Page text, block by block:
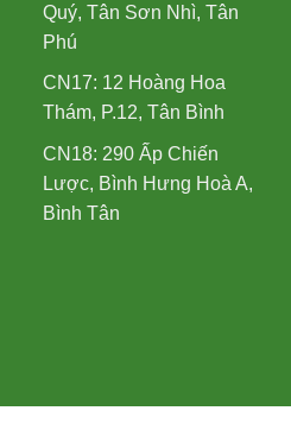
Quý, Tân Sơn Nhì, Tân
Phú
CN17: 12 Hoàng Hoa
Thám, P.12, Tân Bình
CN18: 290 Ấp Chiến
Lược, Bình Hưng Hoà A,
Bình Tân